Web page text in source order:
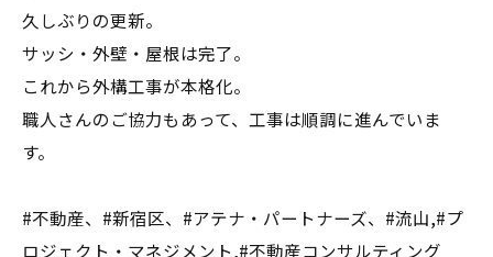
久しぶりの更新。
サッシ・外壁・屋根は完了。
これから外構工事が本格化。
職人さんのご協力もあって、工事は順調に進んでいま
す。
#不動産、#新宿区、#アテナ・パートナーズ、#流山,#プ
ロジェクト・マネジメント,#不動産コンサルティング